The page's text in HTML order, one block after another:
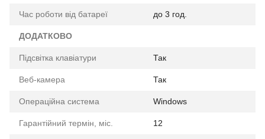
Час роботи від батареї до 3 год.
ДОДАТКОВО
Підсвітка клавіатури Так
Веб-камера Так
Операційна система Windows
Гарантійний термін, міс. 12